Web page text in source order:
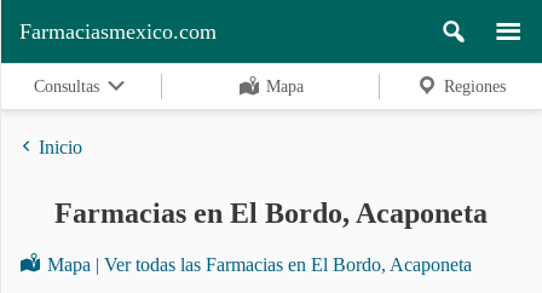
Regiones
Farmaciasmexico.com
Consultas Mapa Regiones
Inicio
Farmacias en El Bordo, Acaponeta
Mapa | Ver todas las Farmacias en El Bordo, Acaponeta